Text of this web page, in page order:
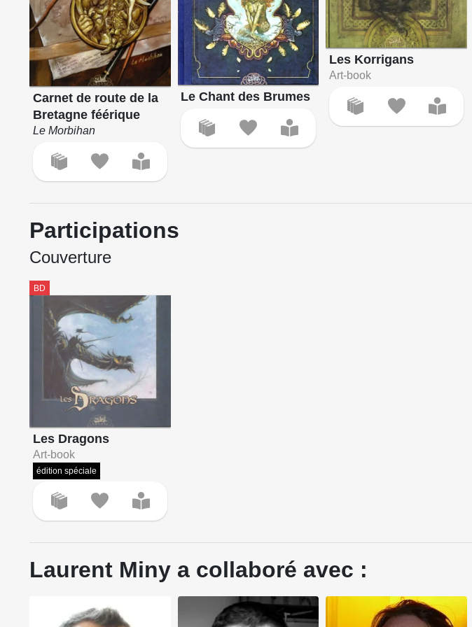
Carnet de route de la
Bretagne féérique
Le Morbihan
Le Chant des Brumes
Les Korrigans
Art-book
Participations
Couverture
BD
Les Dragons
Art-book
édition spéciale
Laurent Miny a collaboré avec :